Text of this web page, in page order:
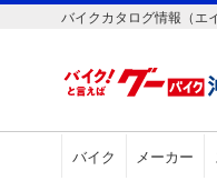
バイクカタログ情報（エ
バイク メーカー